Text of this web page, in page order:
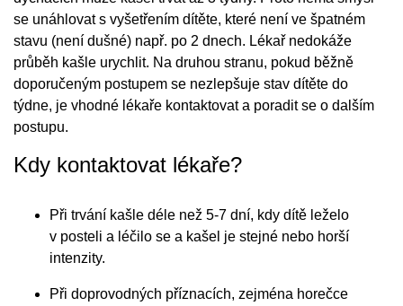
se unáhlovat s vyšetřením dítěte, které není ve špatném
stavu (není dušné) např. po 2 dnech. Lékař nedokáže
průběh kašle urychlit. Na druhou stranu, pokud běžně
doporučeným postupem se nezlepšuje stav dítěte do
týdne, je vhodné lékaře kontaktovat a poradit se o dalším
postupu.
Kdy kontaktovat lékaře?
Při trvání kašle déle než 5-7 dní, kdy dítě leželo
v posteli a léčilo se a kašel je stejné nebo horší
intenzity.
Při doprovodných příznacích, zejména horečce